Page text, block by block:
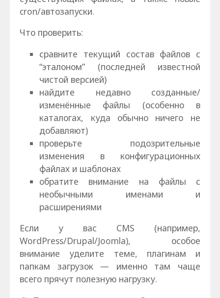
cron/автозапуски.
Что проверить:
сравните текущий состав файлов с
“эталоном” (последней известной
чистой версией)
найдите недавно созданные/
изменённые файлы (особенно в
каталогах, куда обычно ничего не
добавляют)
проверьте подозрительные
изменения в конфигурационных
файлах и шаблонах
обратите внимание на файлы с
необычными именами и
расширениями
Если у вас CMS (например,
WordPress/Drupal/Joomla), особое
внимание уделите теме, плагинам и
папкам загрузок — именно там чаще
всего прячут полезную нагрузку.